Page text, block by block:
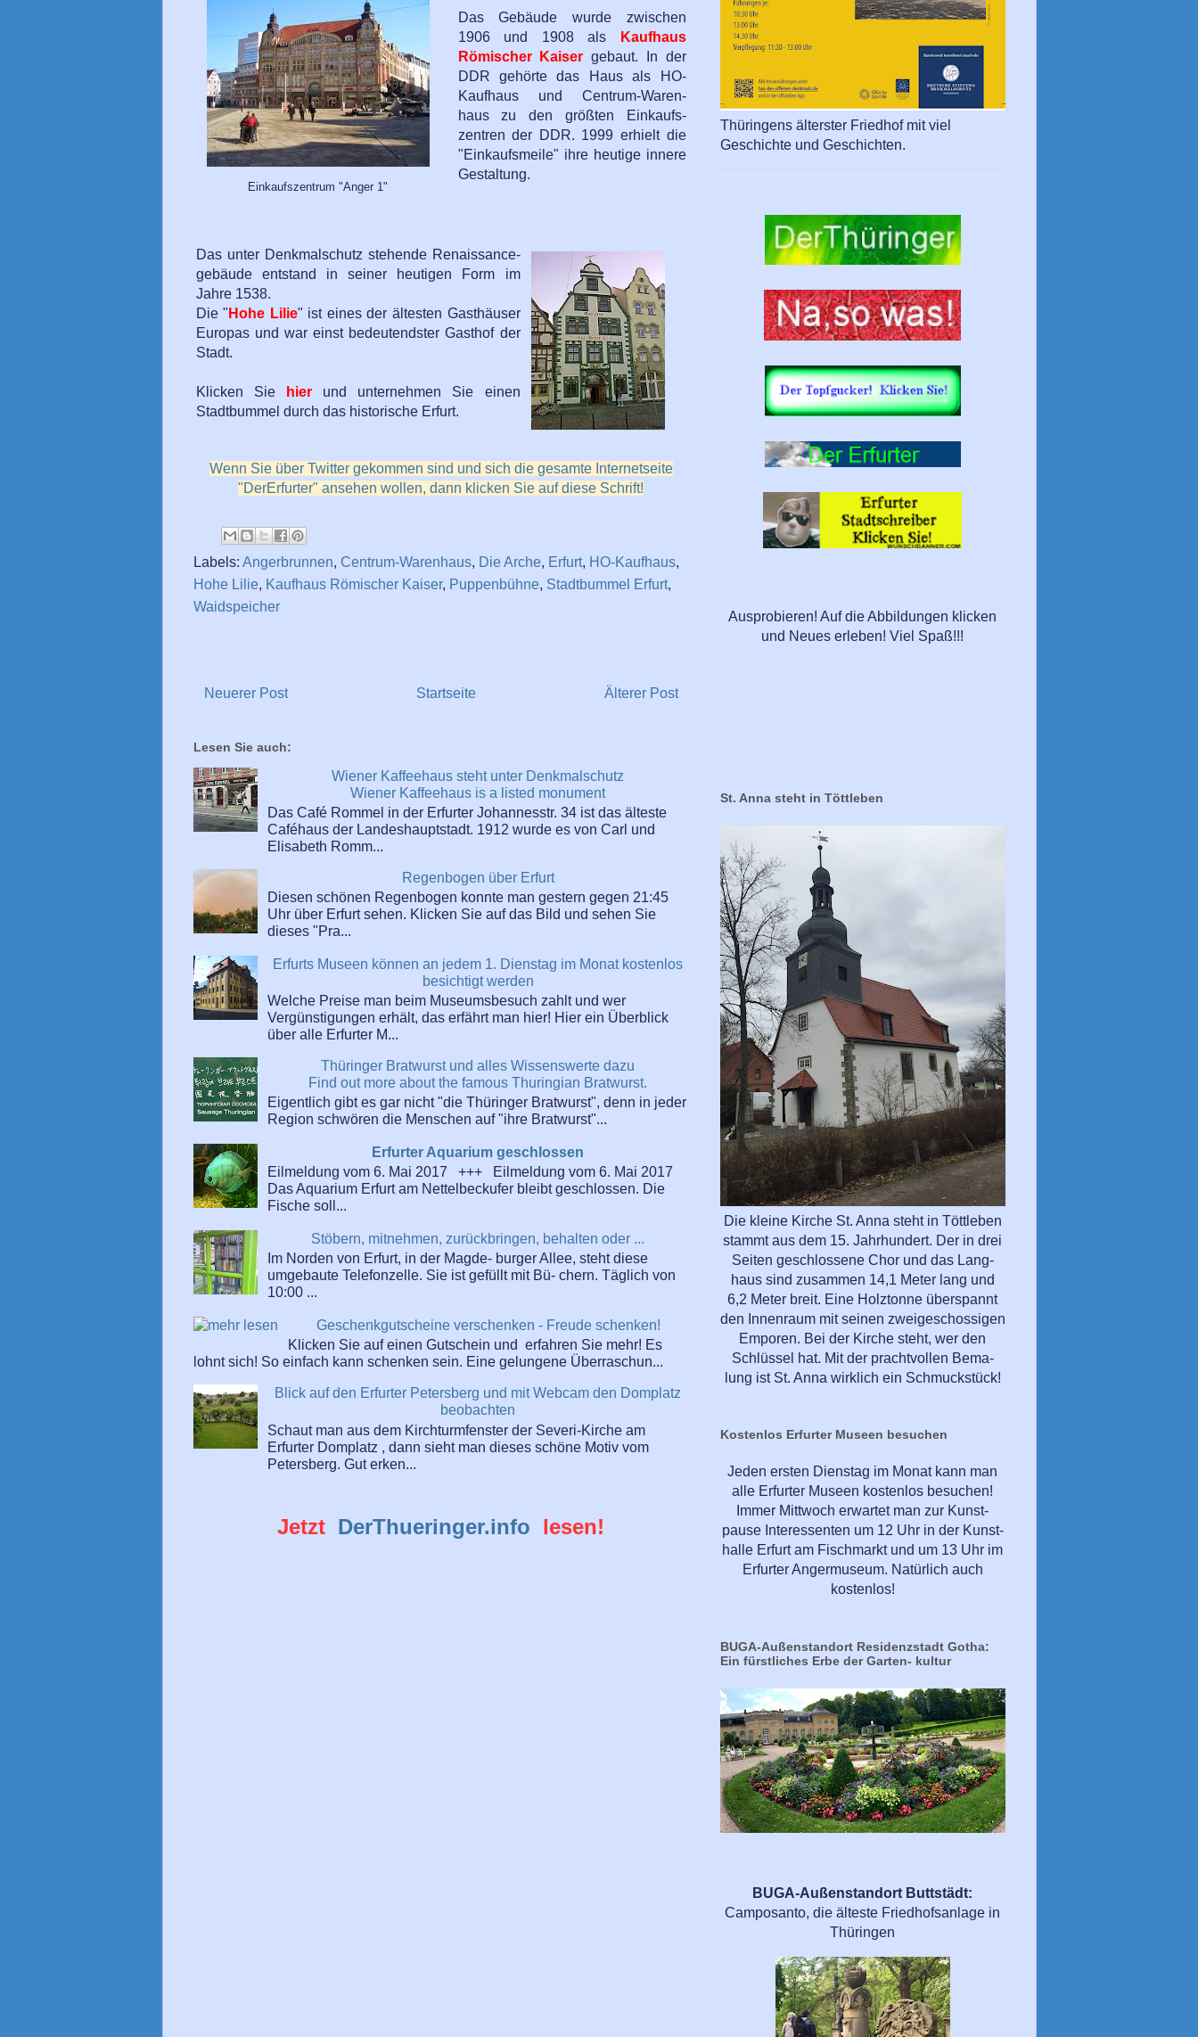
Einkaufszentrum "Anger 1"
Das Gebäude wurde zwischen
1906 und 1908 als
Kaufhaus
Römischer Kaiser gebaut. In der
DDR gehörte das Haus als HO-
Kaufhaus und Centrum-Waren-
haus zu den größten Einkaufs-
zentren der DDR. 1999 erhielt die
"Einkaufsmeile" ihre heutige innere
Gestaltung.
Das unter Denkmalschutz stehende Renaissance-
gebäude entstand in seiner heutigen Form im
Jahre 1538.
Die " Hohe Lilie" ist eines der ältesten Gasthäuser
Europas und war einst bedeutendster Gasthof der
Stadt.
Klicken Sie hierund unternehmen Sie einen
Stadtbummel durch das historische Erfurt.
Wenn Sie über Twitter gekommen sind und sich die gesamte Internetseite
"DerErfurter" ansehen wollen, dann klicken Sie auf diese Schrift!
Labels: Angerbrunnen, Centrum-Warenhaus, Die Arche, Erfurt, HO-Kaufhaus,
Hohe Lilie, Kaufhaus Römischer Kaiser, Puppenbühne, Stadtbummel Erfurt,
Waidspeicher
Neuerer Post Älterer Post
Startseite
Lesen Sie auch:
Wiener Kaffeehaus steht unter Denkmalschutz
Wiener Kaffeehaus is a listed monument
Das Café Rommel in der Erfurter Johannesstr. 34 ist das älteste
Caféhaus der Landeshauptstadt. 1912 wurde es von Carl und
Elisabeth Romm...
Regenbogen über Erfurt
Diesen schönen Regenbogen konnte man gestern gegen 21:45
Uhr über Erfurt sehen. Klicken Sie auf das Bild und sehen Sie
dieses "Pra...
Erfurts Museen können an jedem 1. Dienstag im Monat kostenlos
besichtigt werden
Welche Preise man beim Museumsbesuch zahlt und wer
Vergünstigungen erhält, das erfährt man hier! Hier ein Überblick
über alle Erfurter M...
Thüringer Bratwurst und alles Wissenswerte dazu
Find out more about the famous Thuringian Bratwurst.
Eigentlich gibt es gar nicht "die Thüringer Bratwurst", denn in jeder
Region schwören die Menschen auf "ihre Bratwurst"...
Erfurter Aquarium geschlossen
Eilmeldung vom 6. Mai 2017 +++ Eilmeldung vom 6. Mai 2017
Das Aquarium Erfurt am Nettelbeckufer bleibt geschlossen. Die
Fische soll...
Stöbern, mitnehmen, zurückbringen, behalten oder ...
Im Norden von Erfurt, in der Magde- burger Allee, steht diese
umgebaute Telefonzelle. Sie ist gefüllt mit Bü- chern. Täglich von
10:00 ...
Geschenkgutscheine verschenken - Freude schenken!
Klicken Sie auf einen Gutschein und erfahren Sie mehr! Es
lohnt sich! So einfach kann schenken sein. Eine gelungene Überraschun...
Blick auf den Erfurter Petersberg und mit Webcam den Domplatz
beobachten
Schaut man aus dem Kirchturmfenster der Severi-Kirche am
Erfurter Domplatz , dann sieht man dieses schöne Motiv vom
Petersberg. Gut erken...
Jetzt DerThueringer.info lesen!
Thüringens älterster Friedhof mit viel
Geschichte und Geschichten.
Ausprobieren! Auf die Abbildungen klicken
und Neues erleben! Viel Spaß!!!
St. Anna steht in Töttleben
Die kleine Kirche St. Anna steht in Töttleben
stammt aus dem 15. Jahrhundert. Der in drei
Seiten geschlossene Chor und das Lang-
haus sind zusammen 14,1 Meter lang und
6,2 Meter breit. Eine Holztonne überspannt
den Innenraum mit seinen zweigeschossigen
Emporen. Bei der Kirche steht, wer den
Schlüssel hat. Mit der prachtvollen Bema-
lung ist St. Anna wirklich ein Schmuckstück!
Kostenlos Erfurter Museen besuchen
Jeden ersten Dienstag im Monat kann man
alle Erfurter Museen kostenlos besuchen!
Immer Mittwoch erwartet man zur Kunst-
pause Interessenten um 12 Uhr in der Kunst-
halle Erfurt am Fischmarkt und um 13 Uhr im
Erfurter Angermuseum. Natürlich auch
kostenlos!
BUGA-Außenstandort Residenzstadt Gotha:
Ein fürstliches Erbe der Garten- kultur
BUGA-Außenstandort Buttstädt:
Camposanto, die älteste Friedhofsanlage in
Thüringen